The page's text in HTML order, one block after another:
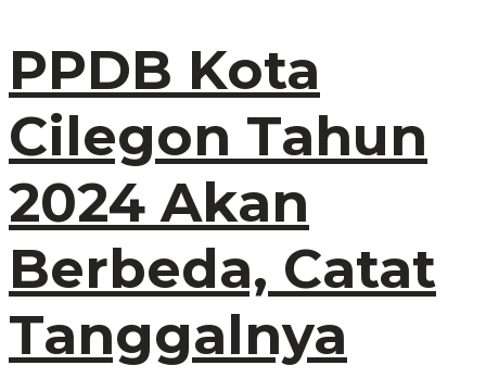
PPDB Kota
Cilegon Tahun
2024 Akan
Berbeda, Catat
Tanggalnya